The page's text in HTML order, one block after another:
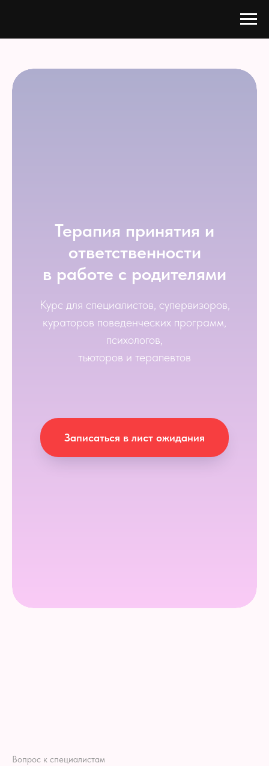
Терапия принятия и
ответственности
в работе с родителями
Курс для специалистов, супервизоров,
кураторов поведенческих программ,
психологов,
тьюторов и терапевтов
Записаться в лист ожидания
Вопрос к специалистам